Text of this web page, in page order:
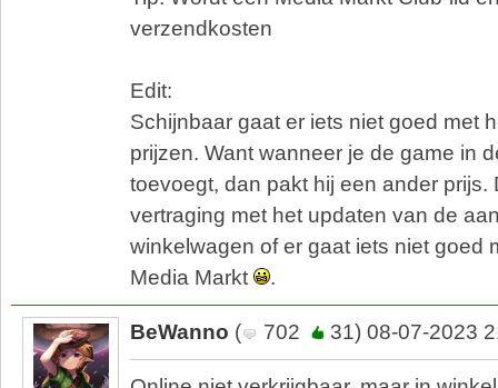
verzendkosten
Edit:
Schijnbaar gaat er iets niet goed met
prijzen. Want wanneer je de game in
toevoegt, dan pakt hij een ander prijs.
vertraging met het updaten van de
winkelwagen of er gaat iets niet goed
Media Markt
.
BeWanno ( 702 31) 08-07-2023